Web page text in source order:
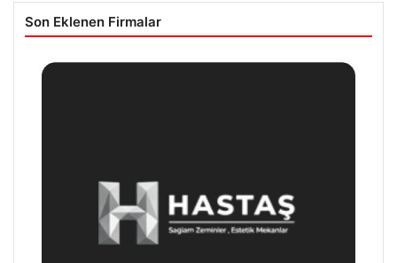
Son Eklenen Firmalar